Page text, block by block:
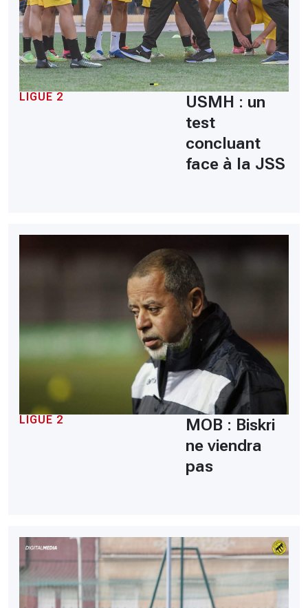
LIGUE 2
USMH : un
test
concluant
face à la JSS
LIGUE 2
MOB : Biskri
ne viendra
pas